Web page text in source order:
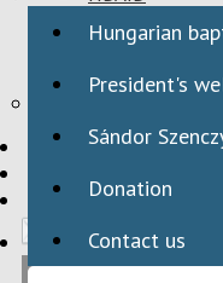
DOMESTIC
HBAID
INTERNATIONAL
Hungarian
President's
Sándor
Donation
Contact us